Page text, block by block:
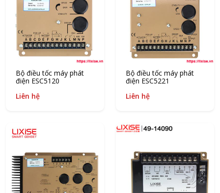
Bộ điều tốc máy phát
điện ESC5120
Liên hệ
Bộ điều tốc máy phát
điện ESC5221
Liên hệ